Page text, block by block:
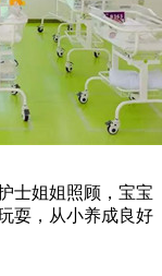
士姐姐照顾，宝宝
耍，从小养成良好